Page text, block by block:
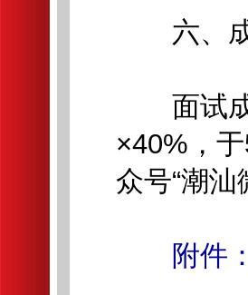
六、成
面试成
×40%，
众号“潮汕
附件